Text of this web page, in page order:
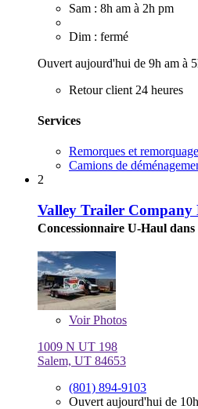
Sam : 8h am à 2h pm
Dim : fermé
Ouvert aujourd'hui de 9h am à
Retour client 24 heures
Services
Remorques et remorquage
Camions de
2
Valley Trailer
Concessionnaire U-Haul dans
VoirPhotos
1009 N UT 198
Salem, UT 84653
(801) 894-9103
Ouvert aujourd'hui de